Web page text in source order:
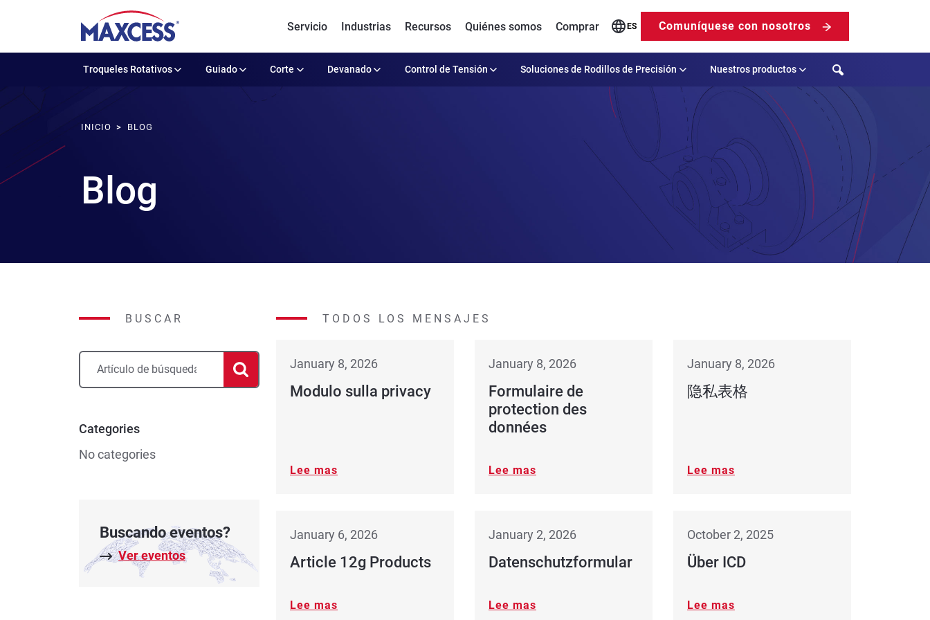
Servicio Industrias Recursos Quiénes somos Comprar ES Comuníquese con nosotros
Troqueles Rotativos Guiado Corte Devanado Control de Tensión Soluciones de Rodillos de Precisión Nuestros productos Search
INICIO BLOG
Blog
BUSCAR
Categories
No categories
Buscando eventos?
Ver eventos
TODOS LOS MENSAJES
January 8, 2026
Modulo sulla privacy
Lee mas
January 8, 2026
Formulaire de
protection des
données
Lee mas
January 8, 2026
隐私表格
Lee mas
January 6, 2026
Article 12g Products
Lee mas
January 2, 2026
Datenschutzformular
Lee mas
October 2, 2025
Über ICD
Lee mas